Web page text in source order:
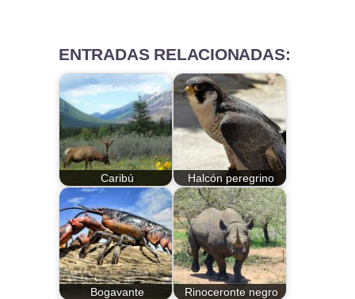
ENTRADAS RELACIONADAS:
Caribú Halcón peregrino
Bogavante Rinoceronte negro